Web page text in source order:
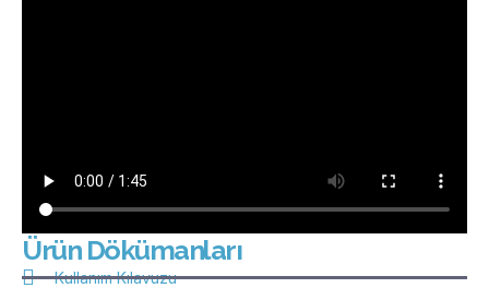
Ürün Dökümanları
Kullanım Kılavuzu